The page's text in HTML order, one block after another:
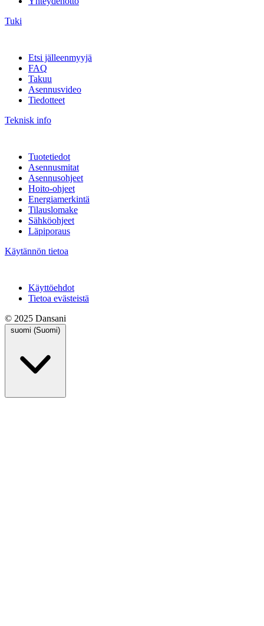
Tuki
Etsi jälleenmyyjä
FAQ
Takuu
Asennusvideo
Tiedotteet
Teknisk info
Tuotetiedot
Asennusmitat
Asennusohjeet
Hoito-ohjeet
Energiamerkintä
Tilauslomake
Sähköohjeet
Läpiporaus
Käytännön tietoa
Käyttöehdot
Tietoa evästeistä
© 2025 Dansani
suomi (Suomi)